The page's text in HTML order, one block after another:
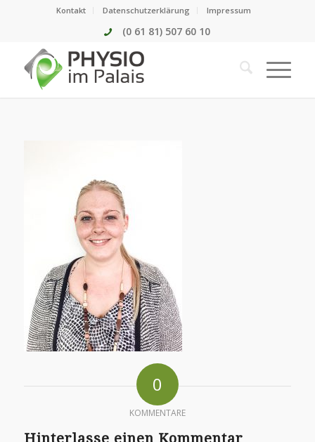
Kontakt Datenschutzerklärung Impressum
(0 61 81) 507 60 10
0
KOMMENTARE
Hinterlasse einen Kommentar